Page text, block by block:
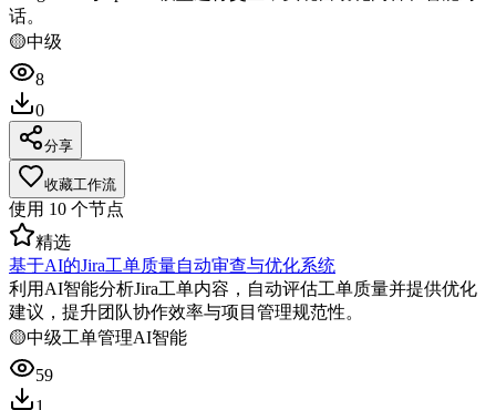
话。
🟡中级
8
0
分享
收藏工作流
使用 10 个节点
精选
基于AI的Jira工单质量自动审查与优化系统
利用AI智能分析Jira工单内容，自动评估工单质量并提供优化
建议，提升团队协作效率与项目管理规范性。
🟡中级工单管理AI智能
59
1